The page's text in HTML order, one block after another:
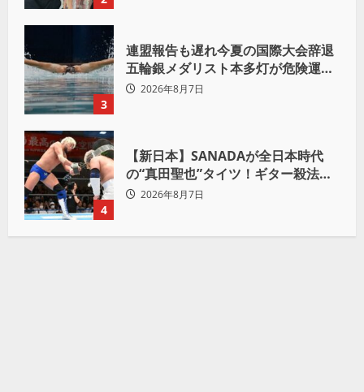
3
連盟報告も遅れ今夏の国際大会辞退
五輪銀メダリスト本多灯が危険運転
致傷で起訴
2026年8月7日
4
【新日本】SANADAが全日本時代
の“真田聖也”タイツ！ギター殺法で
Yuto-IceをKO「俺と闘う時は考え
2026年8月7日